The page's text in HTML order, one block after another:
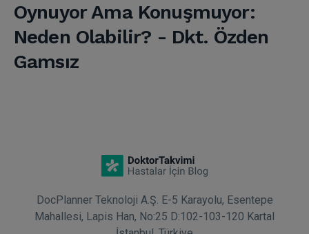
Oynuyor Ama Konuşmuyor:
Neden Olabilir? - Dkt. Özden
Gamsız
DocPlanner Teknoloji A.Ş. E-5 Karayolu, Esentepe
Mahallesi, Lapis Han, No:25 D:102-103-120 Kartal